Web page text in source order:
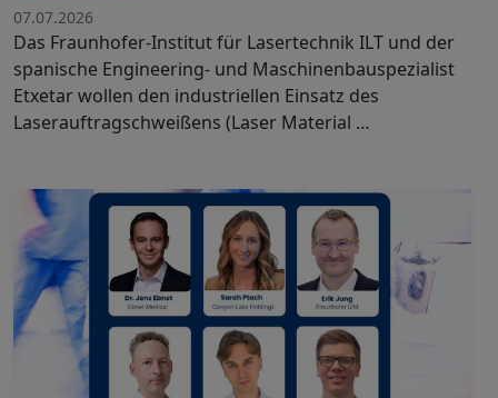
07.07.2026
Das Fraunhofer-Institut für Lasertechnik ILT und der
spanische Engineering- und Maschinenbauspezialist
Etxetar wollen den industriellen Einsatz des
Laserauftragschweißens (Laser Material …